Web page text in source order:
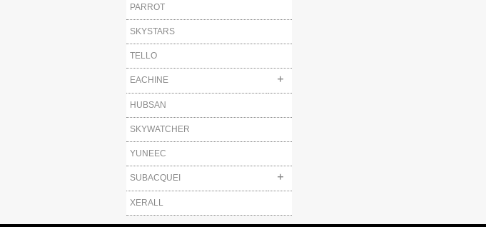
PARROT
SKYSTARS
TELLO
EACHINE
HUBSAN
SKYWATCHER
YUNEEC
SUBACQUEI
XERALL